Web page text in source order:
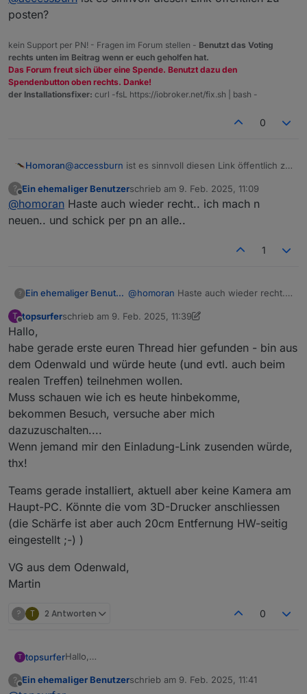
posten?
kein Support per PN! - Fragen im Forum stellen - Benutzt das Voting
rechts unten im Beitrag wenn er euch geholfen hat.
Das Forum freut sich über eine Spende. Benutzt dazu den
Spendenbutton oben rechts. Danke!
der Installationsfixer: curl -fsL https://iobroker.net/fix.sh | bash -
0
Homoran@accessburn ist es sinnvoll diesen Link öffentlich zu
?
Offline
Ein ehemaliger Benutzerschrieb am 9. Feb. 2025, 11:09
zuletzt editiert von
@homoran Haste auch wieder recht.. ich mach n
neuen.. und schick per pn an alle..
1
? Ein ehemaliger Benutzer @homoran Haste auch wieder recht..
an alle..
T
Offline
topsurferschrieb am 9. Feb. 2025, 11:39
zuletzt editiert von topsurfer2. Sept. 2025, 12:39
Hallo,
habe gerade erste euren Thread hier gefunden - bin aus
dem Odenwald und würde heute (und evtl. auch beim
realen Treffen) teilnehmen wollen.
Muss schauen wie ich es heute hinbekomme,
bekommen Besuch, versuche aber mich
dazuzuschalten....
Wenn jemand mir den Einladung-Link zusenden würde,
thx!
Teams gerade installiert, aktuell aber keine Kamera am
Haupt-PC. Könnte die vom 3D-Drucker anschliessen
(die Schärfe ist aber auch 20cm Entfernung HW-seitig
eingestellt ;-) )
VG aus dem Odenwald,
Martin
? T 2 Antworten 0
T topsurferHallo,
aus dem Odenwald und würde heute (und evtl. auch
Teams gerade installiert, aktuell aber keine Kamera
?
Offline
Ein ehemaliger Benutzerschrieb am 9. Feb. 2025, 11:41
zuletzt editiert von